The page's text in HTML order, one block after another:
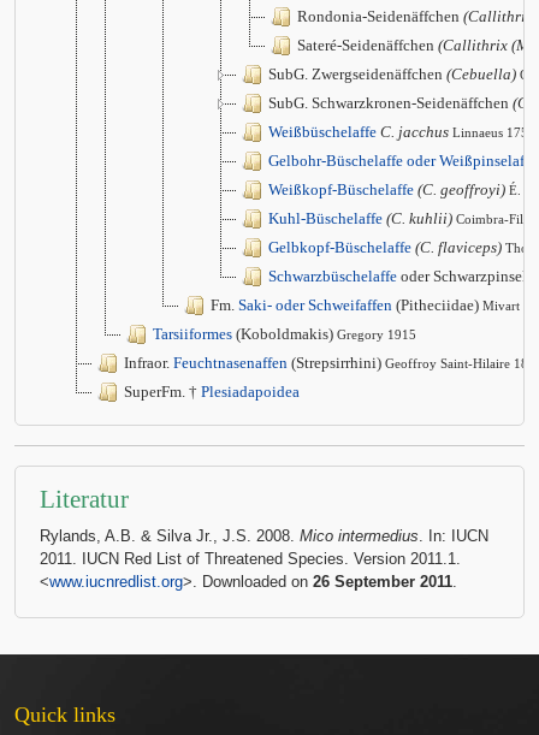
Rondonia-Seidenäffchen (Callithrix
Sateré-Seidenäffchen (Callithrix
SubG. Zwergseidenäffchen (Cebuella)
SubG. Schwarzkronen-Seidenäffchen
Weißbüschelaffe C. jacchus Linnaeus 1758
Gelbohr-Büschelaffe oder Weißpinselaffe
Weißkopf-Büschelaffe (C. geoffroyi) É.
Kuhl-Büschelaffe (C. kuhlii) Coimbra-
Gelbkopf-Büschelaffe (C. flaviceps)
Schwarzbüschelaffe oder
Fm. Saki- oder Schweifaffen (Pitheciidae) Mivart
Tarsiiformes (Koboldmakis) Gregory 1915
Infraor. Feuchtnasenaffen (Strepsirrhini) Geoffroy Saint-Hilaire
SuperFm. † Plesiadapoidea
Literatur
Rylands, A.B. & Silva Jr., J.S. 2008. Mico intermedius. In: IUCN
2011. IUCN Red List of Threatened Species. Version 2011.1.
<www.iucnredlist.org>. Downloaded on 26 September 2011.
Quick links